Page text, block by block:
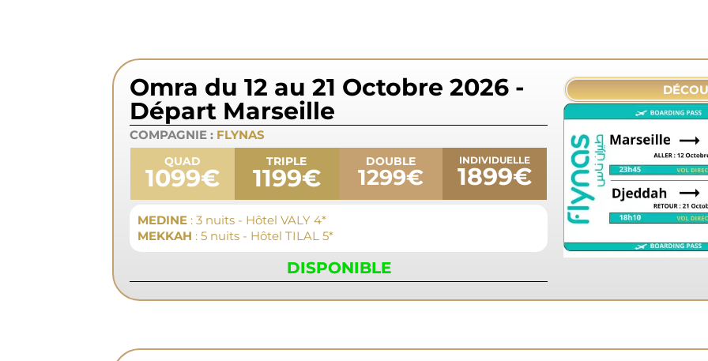
Omra du 12 au 21 Octobre 2026 -
Départ Marseille
COMPAGNIE : FLYNAS
QUAD
1099€
TRIPLE
1199€
DOUBLE
1299€
INDIVIDUELLE
1899€
MEDINE : 3 nuits - Hôtel VALY 4*
MEKKAH : 5 nuits - Hôtel TILAL 5*
DISPONIBLE